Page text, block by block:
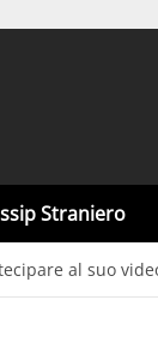
Straniero
al suo